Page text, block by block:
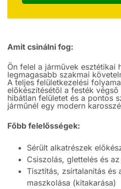
Amit csinálni fog:
Ön felel a járművek esztétikai
legmagasabb szakmai
A teljes felületkezelési
előkészítésétől a festék
hibátlan felületet és a pontos
járműnél egy modern
Főbb felelősségek:
Sérült alkatrészek
Csiszolás, glettelés és
Tisztítás, zsírtalanítás és
maszkolása (kitakarása)